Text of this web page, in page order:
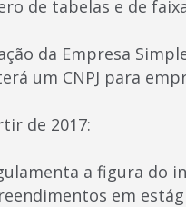
de tabelas e de
da Empresa
um CNPJ para
de 2017:
a figura do
em